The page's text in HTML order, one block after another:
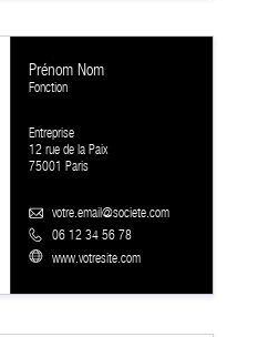
06 12 34 56 78
www.votresite.com
Fonction
Entreprise
12 rue de la Paix
75001 Paris
votre.email@societe.com
Prénom Nom